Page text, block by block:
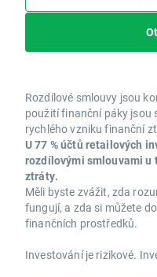
Rozdílové smlouvy jsou
použití finanční páky jsou
rychlého vzniku finanční
U 77 % účtů retailových
rozdílovými smlouvami u
ztráty.
Měli byste zvážit, zda
fungují, a zda si můžete
finančních prostředků.
Investování je rizikové.